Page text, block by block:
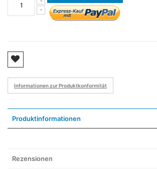
Informationen zur Produktkonformität
Produktinformationen
Rezensionen